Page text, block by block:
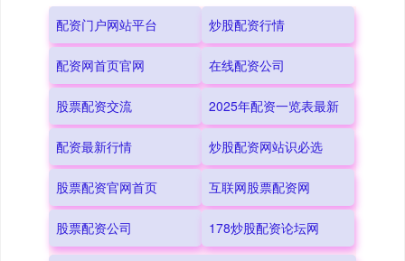
配资门户网站平台 炒股配资行情
配资网首页官网 在线配资公司
股票配资交流 2025年配资一览表最新
配资最新行情 炒股配资网站识必选
股票配资官网首页 互联网股票配资网
股票配资公司 178炒股配资论坛网